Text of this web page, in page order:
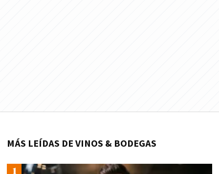
MÁS LEÍDAS DE VINOS & BODEGAS